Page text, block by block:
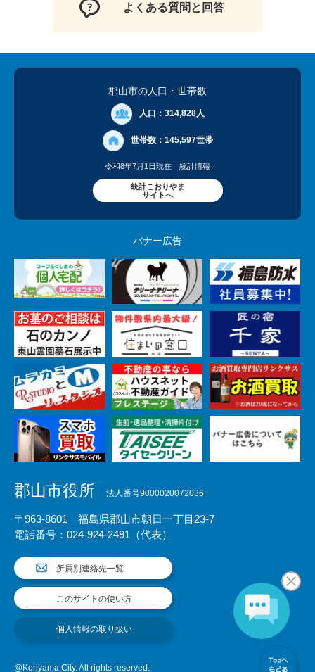
よくある質問と回答
郡山市の人口 ・世帯数
人口： 314,828人
世帯数： 145,597世帯
令和8年7月1日現在 統計情報
統計こおりやま
サイトへ
バナー広告
郡山市役所 法人番号9000020072036
〒963-8601 福島県郡山市朝日一丁目23-7
電話番号：024-924-2491（代表）
所属別連絡先一覧
このサイトの使い方
個人情報の取り扱い
@Koriyama City. All rights reserved.